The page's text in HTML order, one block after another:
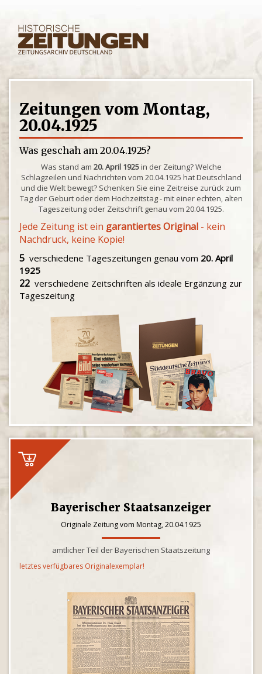
Zeitungen vom Montag,
20.04.1925
Was geschah am 20.04.1925?
Was stand am 20. April 1925in der Zeitung? Welche
Schlagzeilen und Nachrichten vom 20.04.1925 hat Deutschland
und die Welt bewegt? Schenken Sie eine Zeitreise zurück zum
Tag der Geburt oder dem Hochzeitstag - mit einer echten, alten
Tageszeitung oder Zeitschrift genau vom 20.04.1925.
Jede Zeitung ist ein garantiertes Original - kein
Nachdruck, keine Kopie!
5 verschiedene Tageszeitungen genau vom 20. April
1925
22 verschiedene Zeitschriften als ideale Ergänzung zur
Tageszeitung
Bayerischer Staatsanzeiger
Originale Zeitung vom Montag, 20.04.1925
amtlicher Teil der Bayerischen Staatszeitung
letztes verfügbares Originalexemplar!